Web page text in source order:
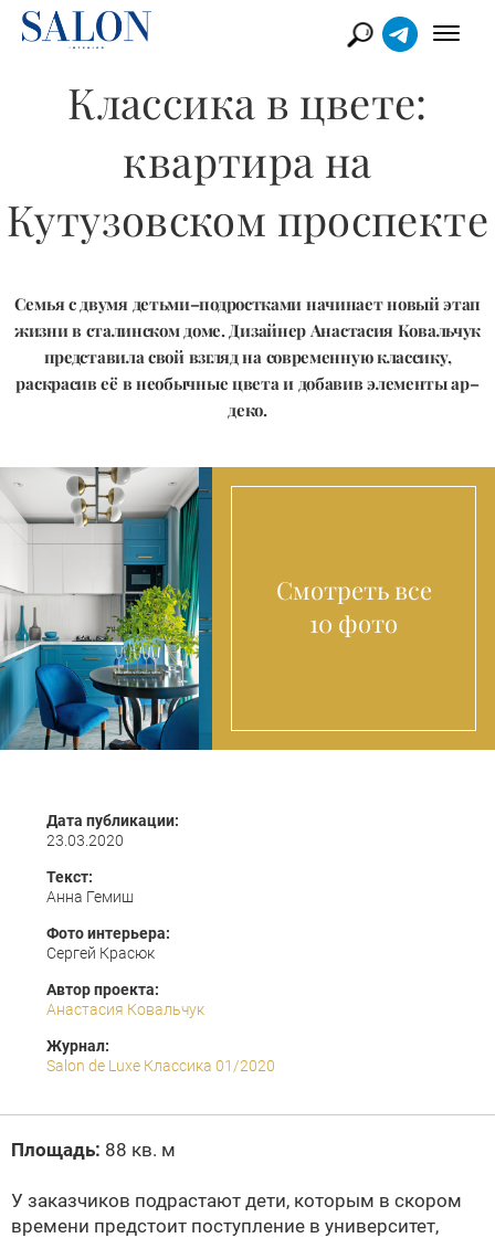
Классика в цвете:
квартира на
Кутузовском проспекте
Семья с двумя детьми–подростками начинает новый этап
жизни в сталинском доме. Дизайнер Анастасия Ковальчук
представила свой взгляд на современную классику,
раскрасив её в необычные цвета и добавив элементы ар–
деко.
Смотреть все
10 фото
Дата публикации:
23.03.2020
Текст:
Анна Гемиш
Фото интерьера:
Сергей Красюк
Автор проекта:
Анастасия Ковальчук
Журнал:
Salon de Luxe Классика 01/2020
Площадь: 88 кв. м
У заказчиков подрастают дети, которым в скором
времени предстоит поступление в университет,